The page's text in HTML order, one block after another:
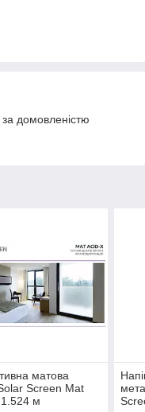
домовленістю
матова
Screen Mat
м